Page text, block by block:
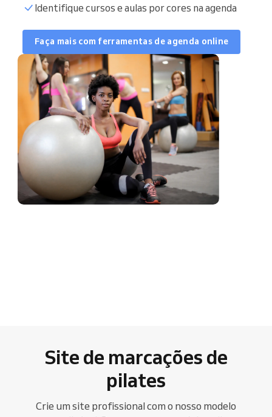
Lista de clientes
Horário de marcação
Identifique cursos e aulas por cores na agenda
Faça mais com ferramentas de agenda online
Site de marcações de
pilates
Crie um site profissional com o nosso modelo